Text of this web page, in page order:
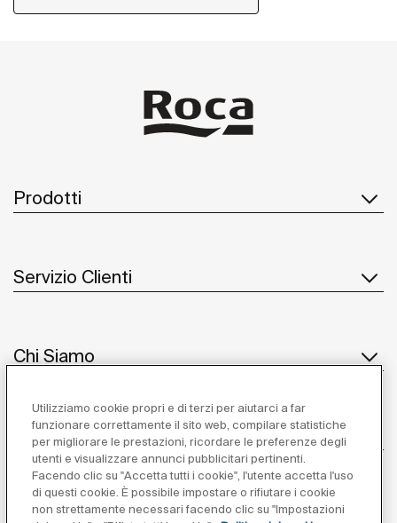
Prodotti
Servizio Clienti
Chi Siamo
Ispirazione
Seguiteci
Utilizziamo cookie propri e di terzi per aiutarci a far
funzionare correttamente il sito web, compilare statistiche
per migliorare le prestazioni, ricordare le preferenze degli
utenti e visualizzare annunci pubblicitari pertinenti.
Facendo clic su "Accetta tutti i cookie", l'utente accetta l'uso
di questi cookie. È possibile impostare o rifiutare i cookie
non strettamente necessari facendo clic su "Impostazioni